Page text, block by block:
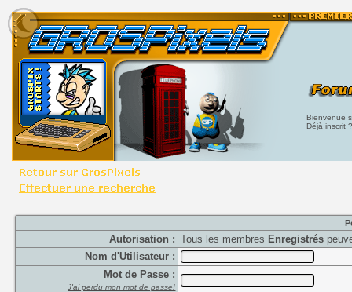
Bienvenue
Déjà inscrit
Autorisation : Tous les membres Enregistrés
Nom d'Utilisateur :
Mot de Passe :
J'ai perdu mon mot de passe!